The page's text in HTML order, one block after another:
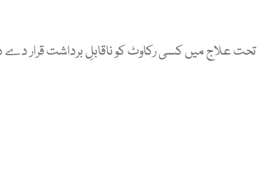
علاج میں کسی رکاوٹ کو ناقابلِ برداشت قرار دے